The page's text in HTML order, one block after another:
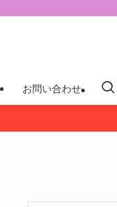
お問い合わせ